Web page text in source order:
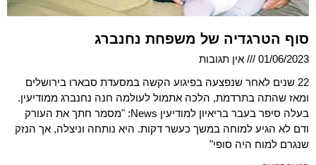
סוף הטרגדיה של משפחת נחנברג
01/06/2023
אין תגובות
22 שנים לאחר שנפצעה בפיגוע הקשה במסעדת סבארו בירושלים
ומאז שהתה בתרדמת, הלכה אתמול לעולמה חנה נחנברג ממודיעין.
בעלה סיפר בעבר בריאיון למודיעין News: "מסמר חתך את העורק
ודם לא הגיע למוחה במשך כעשר דקות. היא נותחה וניצלה, אך הנזק
שנגרם למוח היה סופי"